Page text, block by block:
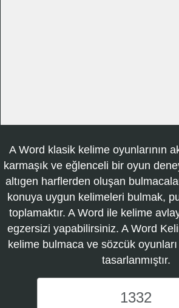
A Word klasik kelime oyunlarının
karmaşık ve eğlenceli bir oyun
altıgen harflerden oluşan
konuya uygun kelimeleri bulmak,
toplamaktır. A Word ile kelime
egzersizi yapabilirsiniz. A Word
kelime bulmaca ve sözcük
tasarlanmıştır.
Word